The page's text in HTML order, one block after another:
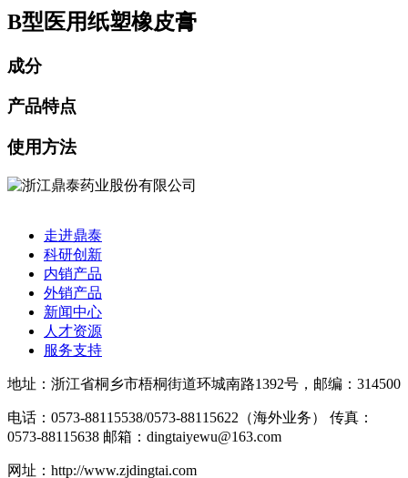
B型医用纸塑橡皮膏
成分
产品特点
使用方法
走进鼎泰
科研创新
内销产品
外销产品
新闻中心
人才资源
服务支持
地址：浙江省桐乡市梧桐街道环城南路1392号，邮编：314500
电话：0573-88115538/0573-88115622（海外业务） 传真：
0573-88115638 邮箱：dingtaiyewu@163.com
网址：http://www.zjdingtai.com